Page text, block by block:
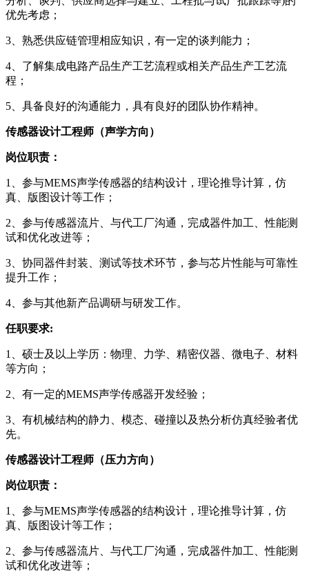
优先考虑；
3、熟悉供应链管理相应知识，有一定的谈判能力；
4、了解集成电路产品生产工艺流程或相关产品生产工艺流
程；
5、具备良好的沟通能力，具有良好的团队协作精神。
传感器设计工程师（声学方向）
岗位职责：
1、参与MEMS声学传感器的结构设计，理论推导计算，仿
真、版图设计等工作；
2、参与传感器流片、与代工厂沟通，完成器件加工、性能测
试和优化改进等；
3、协同器件封装、测试等技术环节，参与芯片性能与可靠性
提升工作；
4、参与其他新产品调研与研发工作。
任职要求:
1、硕士及以上学历：物理、力学、精密仪器、微电子、材料
等方向；
2、有一定的MEMS声学传感器开发经验；
3、有机械结构的静力、模态、碰撞以及热分析仿真经验者优
先。
传感器设计工程师（压力方向）
岗位职责：
1、参与MEMS声学传感器的结构设计，理论推导计算，仿
真、版图设计等工作；
2、参与传感器流片、与代工厂沟通，完成器件加工、性能测
试和优化改进等；